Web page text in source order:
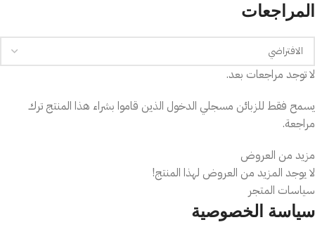
💡 لماذا تختار هذا المنتج؟
حل عملي وسريع للتخلص من الناموس
اقتصادي عند استخدامه مع عبوات الريفيل
مناسب لكل غرف المنزل
📦 محتويات العبوة
1 × جهاز طارد ناموس كهربائي
👌 مناسب لـ
✔️ غرف النوم
المراجعات
لا توجد مراجعات بعد.
يسمح فقط للزبائن مسجلي الدخول الذين قاموا بشراء هذا المنتج ترك
مراجعة.
مزيد من العروض
لا يوجد المزيد من العروض لهذا المنتج!
سياسات المتجر
سياسة الخصوصية